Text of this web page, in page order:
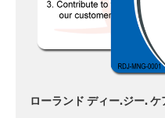
ローランド ディー.ジー.